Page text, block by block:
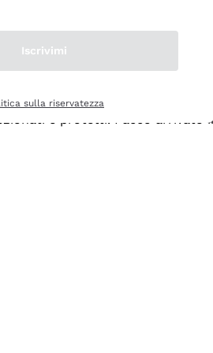
e protetti. Pacco arrivato
Iscrivimi
sulla riservatezza